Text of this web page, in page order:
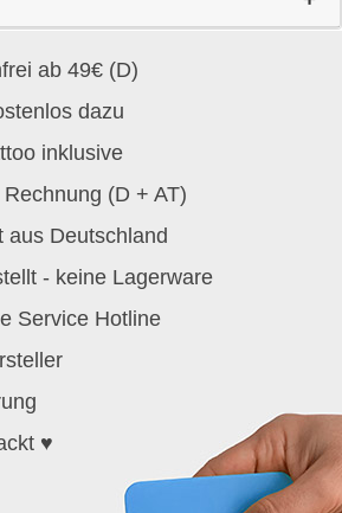
ab 49€ (D)
dazu
inklusive
(D + AT)
aus Deutschland
- keine Lagerware
Service Hotline
♥